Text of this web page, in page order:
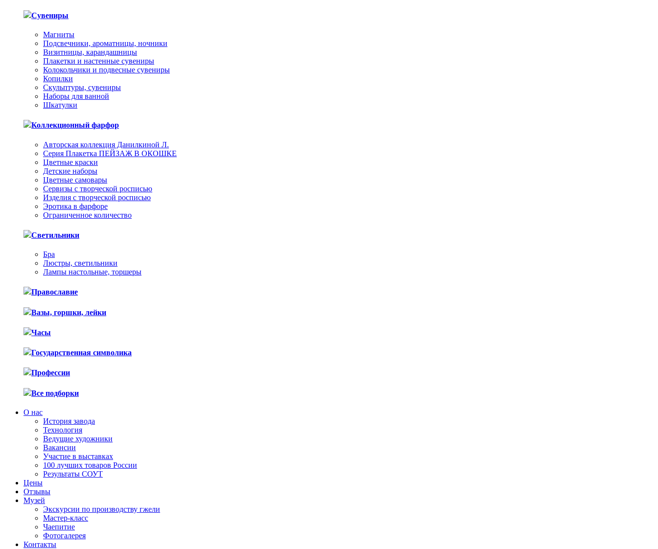
Сувениры
Магниты
Подсвечники, ароматницы, ночники
Визитницы, карандашницы
Плакетки и настенные сувениры
Колокольчики и подвесные сувениры
Копилки
Скульптуры, сувениры
Наборы для ванной
Шкатулки
Коллекционный фарфор
Авторская коллекция Данилкиной Л.
Серия Плакетка ПЕЙЗАЖ В ОКОШКЕ
Цветные краски
Детские наборы
Цветные самовары
Сервизы с творческой росписью
Изделия с творческой росписью
Эротика в фарфоре
Ограниченное количество
Светильники
Бра
Люстры, светильники
Лампы настольные, торшеры
Православие
Вазы, горшки, лейки
Часы
Государственная символика
Профессии
Все подборки
О нас
История завода
Технология
Ведущие художники
Вакансии
Участие в выставках
100 лучших товаров России
Результаты СОУТ
Цены
Отзывы
Музей
Экскурсии по производству гжели
Мастер-класс
Чаепитие
Фотогалерея
Контакты